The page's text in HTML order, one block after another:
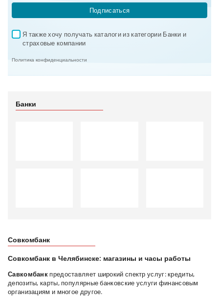
Подписаться
Я также хочу получать каталоги из категории Банки и
страховые компании
Политика конфиденциальности
Банки
Совкомбанк
Совкомбанк в Челябинске: магазины и часы работы
Савкомбанк предоставляет широкий спектр услуг: кредиты,
депозиты, карты, популярные банковские услуги финансовым
организациям и многое другое.